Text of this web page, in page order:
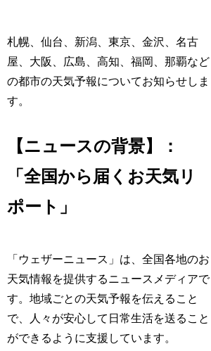
札幌、仙台、新潟、東京、金沢、名古
屋、大阪、広島、高知、福岡、那覇など
の都市の天気予報についてお知らせしま
す。
【ニュースの背景】：
「全国から届くお天気リ
ポート」
「ウェザーニュース」は、全国各地のお
天気情報を提供するニュースメディアで
す。地域ごとの天気予報を伝えること
で、人々が安心して日常生活を送ること
ができるように支援しています。